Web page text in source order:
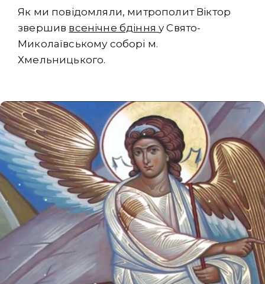
Як ми повідомляли, митрополит Віктор
звершив всенічне бдінняу Свято-
Миколаївському соборі м.
Хмельницького.